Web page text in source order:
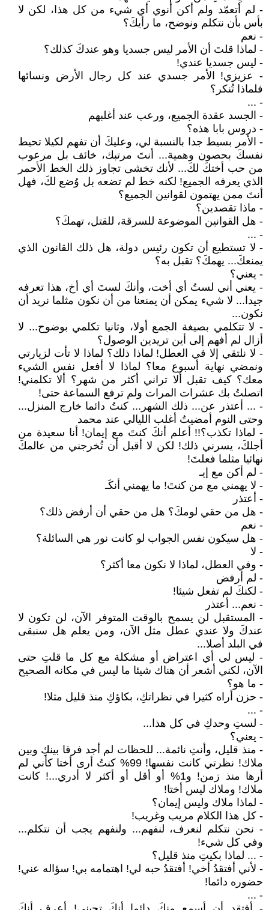
- لم أتعمّد ولم أكن أنوي أي شيء من كل هذا، لكن لا
بأس بأن نتكلم ونوضح، ما رأيكَ؟
- نعم
- لماذا قلتَ أن الأمر ليس جسديا وهو عندكَ كذلك؟
- ليس جسديا عندي!
- عزيزي! الأمر جسدي عند كل رجال الأرض ونسائها
فلماذا تُنكر؟
- ...
- الجسد عقدة الجميع، ورعب عند أغلبهم
- دروس بابا هذه؟
- الأمر بسيط جدا بالنسبة لي، وعليكَ أن تفهم لكيلا تحيط
نفسكَ بحصون وهمية... أنتَ مرتبك، خائف بل مرعوب
من حب أختكَ لكَ... لأنك تخشى تجاوز ذلك الخط الأحمر
الذي يعرفه الجميع! لكنه خط لم تضعه بل وُضع لكَ، فهل
أنتَ ممن يهتمون لقوانين الجميع؟
- ماذا تقصدين؟
- هل القوانين الموضوعة للسرقة، للقتل، تهمكَ؟
- ...
- لا تستطيع أن تكون رئيس دولة، هل ذلك القانون الذي
يمنعكَ... يهمكَ؟ تقبل به؟
- يعني؟
- يعني أني لستُ أي أخت، وأنكَ لستَ أي أخ، هذا تعرفه
جيدا... لا شيء يمكن أن يمنعنا من أن نكون مثلما نريد أن
نكون...
- لا تتكلمي بصيغة الجمع أولا، وثانيا تكلمي بوضوح... لا
أزال لم أفهم إلى أين تريدين الوصول؟
- لا نلتقي إلا في العطل! لماذا ذلك؟ لماذا لا تأت لزيارتي
ونمضي نهاية أسبوع معا؟ لماذا لا أفعل نفس الشيء
معك؟ كيف تقبل ألا تراني أكثر من شهر؟ ألا تكلمني!
اتصلتُ بك عشرات المرات ولم ترفع السماعة حتى!
- ... أعتذر عن... ذلك الشهر... كنتُ دائما خارج المنزل...
وحتى النوم أمضيتُ أغلب الليالي عند محمد
- لماذا تكذب؟!! أعلم أنكَ كنتَ مع إيمان! أنا سعيدة من
أجلكَ، يسرني ذلك! لكن لا أقبل أن تُخرجني من عالمكَ
نهائيا مثلما فعلتَ!
- لم أكن مع إيـ
- لا يهمني مع من كنتَ! ما يهمني أنكَـ
- أعتذر
- هل من حقي لومكَ؟ هل من حقي أن أرفض ذلك؟
- نعم
- هل سيكون نفس الجواب لو كانت نور هي السائلة؟
- لا
- وفي العطل، لماذا لا نكون معا أكثر؟
- لم أرفض
- لكنكَ لم تفعل شيئا!
- نعم... أعتذر
- المستقبل لن يسمح بالوقت المتوفر الآن، لن تكون لا
عندكَ ولا عندي عطل مثل الآن، ومن يعلم هل سنبقى
في البلد أصلا...
- ليس لي أي اعتراض أو مشكلة مع كل ما قلتِ حتى
الآن، لكني أشعر أن هناك شيئا ما ليس في مكانه الصحيح
- ما هو؟
- حزن أراه كثيرا في نظراتكِ، بكاؤكِ منذ قليل مثلا!
- ...
- لستِ وحدكِ في كل هذا...
- يعني؟
- منذ قليل، وأنتِ نائمة... للحظات لم أجد فرقا بينكِ وبين
ملاك! نظرتي كانت نفسها! 99% كنتُ أرى أختا كأني لم
أرها منذ زمن! و1% أو أقل أو أكثر لا أدري...! كانت
ملاك! وملاك ليس أختا!
- لماذا ملاك وليس إيمان؟
- كل هذا الكلام مريب وغريب!
- نحن نتكلم لنعرف، لنفهم... ولنفهم يجب أن نتكلم...
وفي كل شيء!
- ... لماذا بكيتِ منذ قليل؟
- لأني أفتقدُ أخي! أفتقدُ حبه لي! اهتمامه بي! سؤاله عني!
حضوره دائما!
- ...